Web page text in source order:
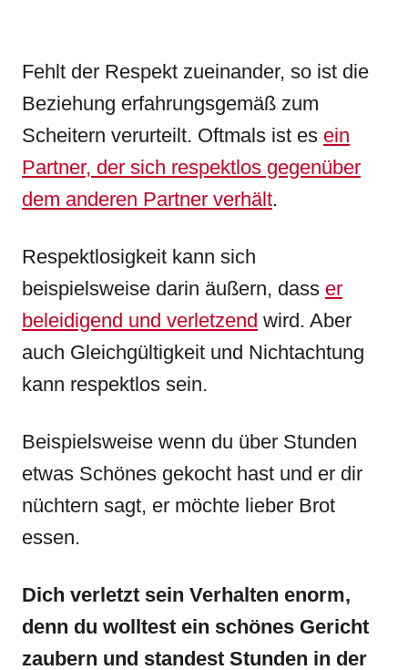
Fehlt der Respekt zueinander, so ist die
Beziehung erfahrungsgemäß zum
Scheitern verurteilt. Oftmals ist es ein
Partner, der sich respektlos gegenüber
dem anderen Partner verhält.
Respektlosigkeit kann sich
beispielsweise darin äußern, dass er
beleidigend und verletzend wird. Aber
auch Gleichgültigkeit und Nichtachtung
kann respektlos sein.
Beispielsweise wenn du über Stunden
etwas Schönes gekocht hast und er dir
nüchtern sagt, er möchte lieber Brot
essen.
Dich verletzt sein Verhalten enorm,
denn du wolltest ein schönes Gericht
zaubern und standest Stunden in der